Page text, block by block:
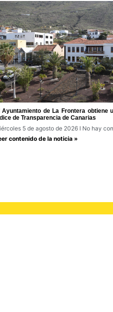
Ayuntamiento de La Frontera obtiene
de Transparencia de Canarias
5 de agosto de 2026
No hay
contenido de la noticia »